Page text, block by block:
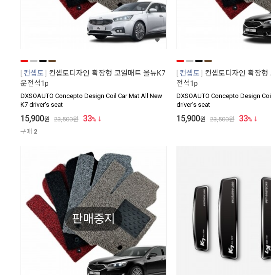
컨셉토
컨셉토디자인 확장형 코일매트 올뉴K7
운전석1p
DXSOAUTO Concepto Design Coil Car Mat All New
K7 driver's seat
15,900원 23,500원 33%
구매 2
컨셉토
컨셉토디자인 확장형
전석1p
DXSOAUTO Concepto Design
driver's seat
15,900원 23,500원 33%
판매중지